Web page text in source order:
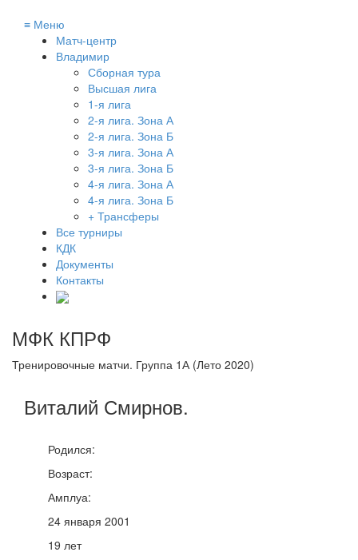
≡ Меню
Матч-центр
Владимир
Сборная тура
Высшая лига
1-я лига
2-я лига. Зона А
2-я лига. Зона Б
3-я лига. Зона А
3-я лига. Зона Б
4-я лига. Зона А
4-я лига. Зона Б
+ Трансферы
Все турниры
КДК
Документы
Контакты
МФК КПРФ
Тренировочные матчи. Группа 1А (Лето 2020)
Виталий Смирнов.
Родился:
Возраст:
Амплуа:
24 января 2001
19 лет